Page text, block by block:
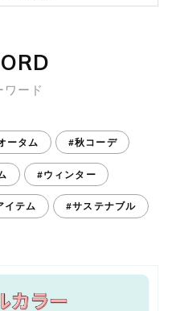
ード
ータム #秋コーデ
#ウィンター
イテム #サステナブル